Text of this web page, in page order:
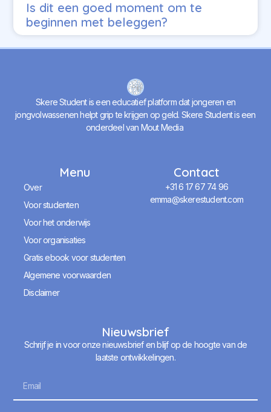
Is dit een goed moment om te
beginnen met beleggen?
Skere Student is een educatief platform dat jongeren en
jongvolwassenen helpt grip te krijgen op geld. Skere Student is een
onderdeel van Mout Media
Menu
Over
Voor studenten
Voor het onderwijs
Voor organisaties
Gratis ebook voor studenten
Algemene voorwaarden
Disclaimer
Contact
+31 6 17 67 74 96
emma@skerestudent.com
Nieuwsbrief
Schrijf je in voor onze nieuwsbrief en blijf op de hoogte van de
laatste ontwikkelingen.